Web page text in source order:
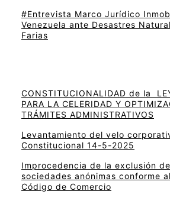
#Entrevista Marco Jurídico
Venezuela ante Desastres
Farias
CONSTITUCIONALIDAD de la
PARA LA CELERIDAD Y
TRÁMITES ADMINISTRATIVOS
Levantamiento del velo
Constitucional 14-5-2025
Improcedencia de la exclusión
sociedades anónimas conforme
Código de Comercio